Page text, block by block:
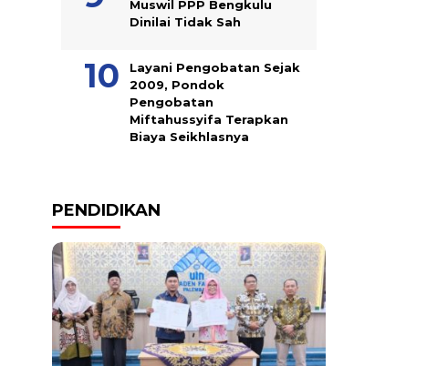
Muswil PPP Bengkulu
Dinilai Tidak Sah
Layani Pengobatan Sejak
2009, Pondok
Pengobatan
Miftahussyifa Terapkan
Biaya Seikhlasnya
PENDIDIKAN